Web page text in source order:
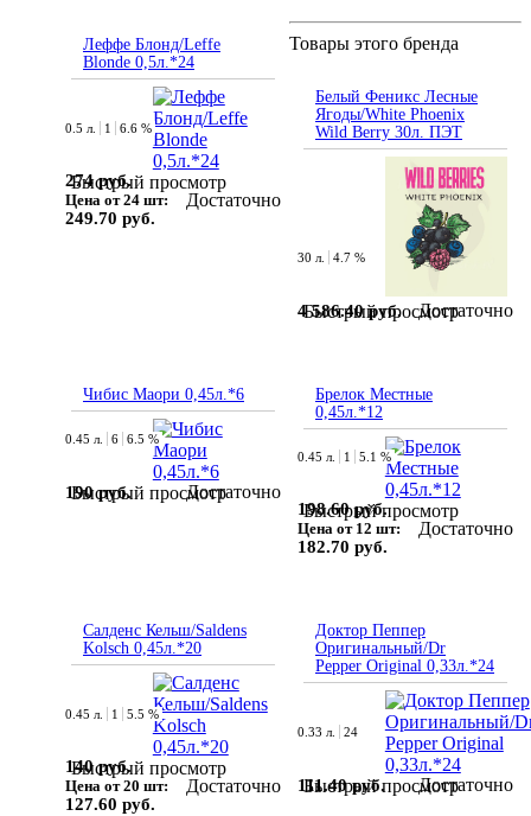
Леффе Блонд/Leffe
Blonde 0,5л.*24
Быстрый просмотр
0.5 л. 1 6.6 %
274 руб.
Цена от 24 шт:
249.70 руб.
Достаточно
Товары этого бренда
Белый Феникс Лесные
Ягоды/White Phoenix
Wild Berry 30л. ПЭТ
Быстрый просмотр
30 л. 4.7 %
4 586.40 руб. Достаточно
Чибис Маори 0,45л.*6
Быстрый просмотр
0.45 л. 6 6.5 %
190 руб. Достаточно
Брелок Местные
0,45л.*12
Быстрый просмотр
0.45 л. 1 5.1 %
198.60 руб.
Цена от 12 шт:
182.70 руб.
Достаточно
Салденс Кельш/Saldens
Kolsch 0,45л.*20
Быстрый просмотр
0.45 л. 1 5.5 %
140 руб.
Цена от 20 шт:
127.60 руб.
Достаточно
Доктор Пеппер
Оригинальный/Dr
Pepper Original 0,33л.*24
Быстрый просмотр
0.33 л. 24
111.40 руб. Достаточно